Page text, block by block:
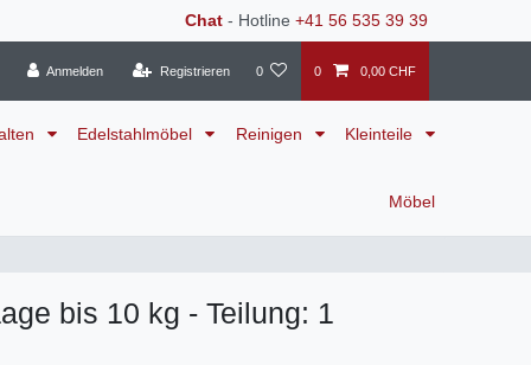
Chat - Hotline +41 56 535 39 39
Anmelden Registrieren 0 0 0,00 CHF
Edelstahlmöbel Reinigen Kleinteile
Möbel
bis 10 kg - Teilung: 1